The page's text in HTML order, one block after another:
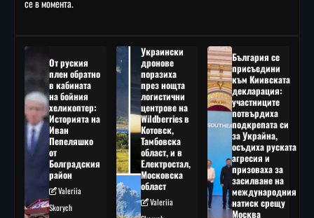
се в момента.
От руския
плен обратно
в кабината
на бойния
хеликоптер:
Историята на
Иван
Пепеляшко
от
Болградския
район
Valeriia
Skorych
Украински
дронове
поразиха
през нощта
логистични
центрове на
Wildberries в
Котовск,
Тамбовска
област, и в
Електростал,
Московска
област
Valeriia
България се
присъедини
към Киивската
декларация:
участниците
потвърдиха
подкрепата си
за Украйна,
осъдиха руската
агресия и
призоваха за
засилване на
международния
натиск срещу
Москва